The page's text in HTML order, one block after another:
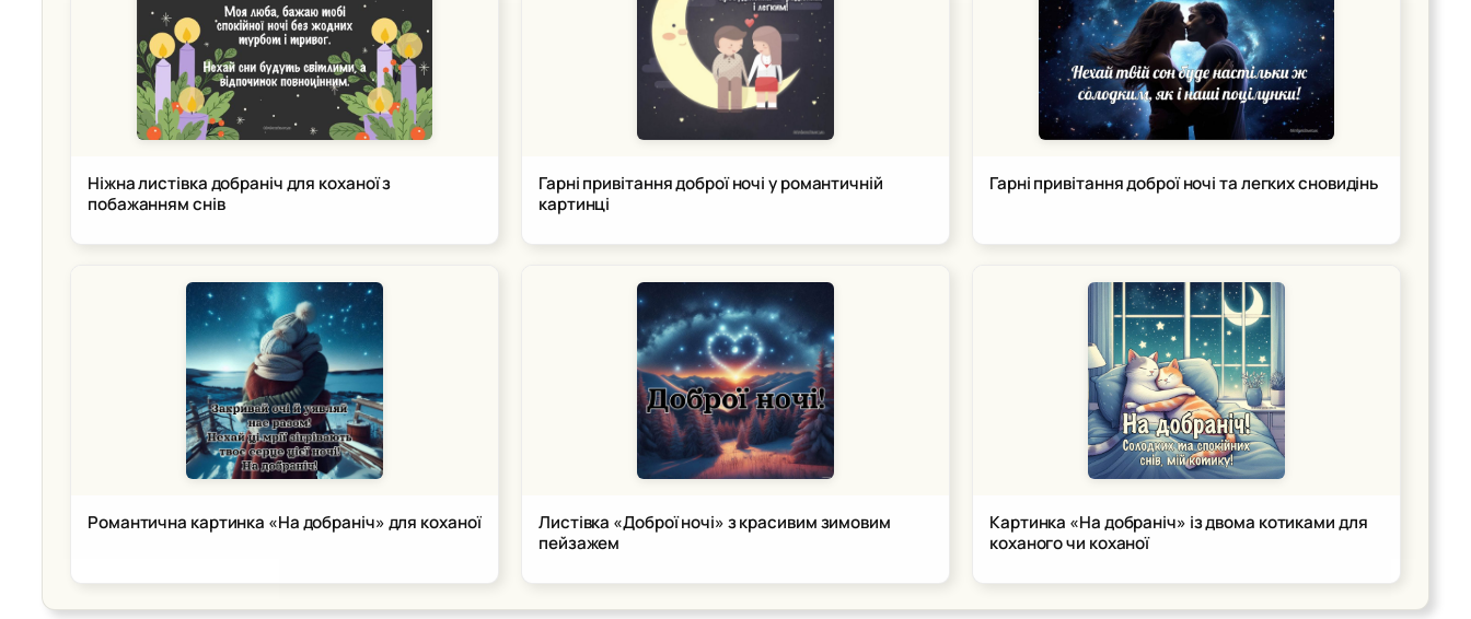
Ніжна листівка добраніч для коханої з
побажанням снів
Гарні привітання доброї ночі у романтичній
картинці
Гарні привітання доброї ночі та легких сновидінь
Романтична картинка «На добраніч» для коханої
Листівка «Доброї ночі» з красивим зимовим
пейзажем
Картинка «На добраніч» із двома котиками для
коханого чи коханої